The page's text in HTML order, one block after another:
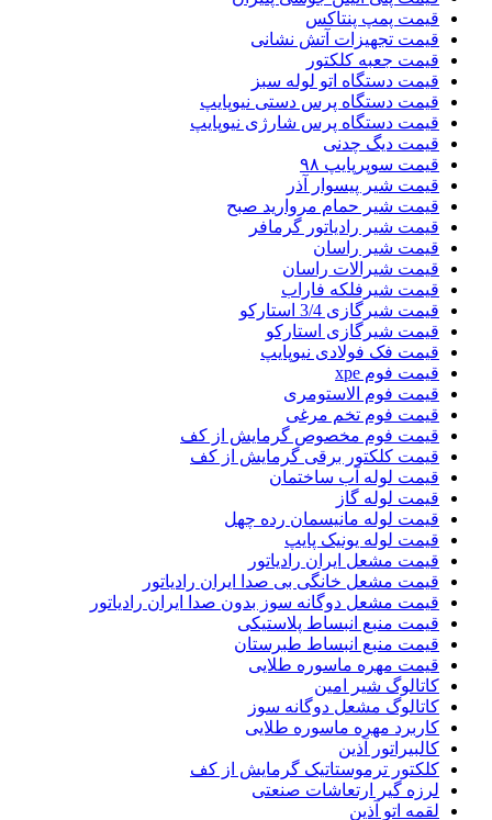
قیمت پمپ پنتاکس
قیمت تجهیزات آتش نشانی
قیمت جعبه کلکتور
قیمت دستگاه اتو لوله سبز
قیمت دستگاه پرس دستی نیوپایپ
قیمت دستگاه پرس شارژی نیوپایپ
قیمت دیگ چدنی
قیمت سوپرپایپ ۹۸
قیمت شیر پیسوار آذر
قیمت شیر حمام مروارید صبح
قیمت شیر رادیاتور گرمافر
قیمت شیر راسان
قیمت شیرالات راسان
قیمت شیرفلکه فاراب
قیمت شیرگازی 3/4 استارکو
قیمت شیرگازی استارکو
قیمت فک فولادی نیوپایپ
قیمت فوم xpe
قیمت فوم الاستومری
قیمت فوم تخم مرغی
قیمت فوم مخصوص گرمایش از کف
قیمت کلکتور برقی گرمایش از کف
قیمت لوله آب ساختمان
قیمت لوله گاز
قیمت لوله مانیسمان رده چهل
قیمت لوله یونیک پایپ
قیمت مشعل ایران رادیاتور
قیمت مشعل خانگی بی صدا ایران رادیاتور
قیمت مشعل دوگانه سوز بدون صدا ایران رادیاتور
قیمت منبع انبساط پلاستیکی
قیمت منبع انبساط طبرستان
قیمت مهره ماسوره طلایی
کاتالوگ شیر امین
کاتالوگ مشعل دوگانه سوز
کاربرد مهره ماسوره طلایی
کالبیراتور آذین
کلکتور ترموستاتیک گرمایش از کف
لرزه گیر ارتعاشات صنعتی
لقمه اتو آذین